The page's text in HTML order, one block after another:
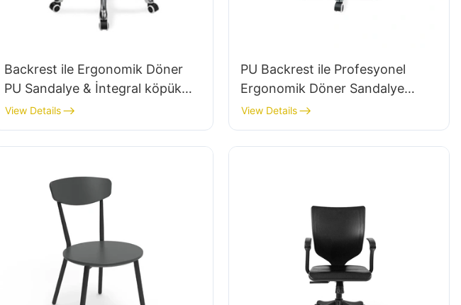
Backrest ile Ergonomik Döner
PU Sandalye & İntegral köpük
koltuk yüksekliği ayarlanabilir
ayak halkası &
laboratuvarlar/temiz odalar için
View Details
PU Backrest ile Profesyonel
Ergonomik Döner Sandalye
IC142 & Kolçaklar Ayarlanabilir
Ayak Halkası & Laboratuvarlar
için 5 Yıldız Taban
View Details